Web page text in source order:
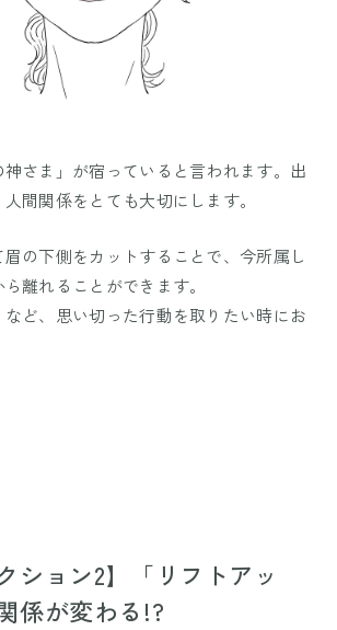
さま」が宿っていると言われます。出
間関係をとても大切にします。
の下側をカットすることで、今所属し
離れることができます。
ど、思い切った行動を取りたい時にお
ション2】「リフトアッ
係が変わる!?